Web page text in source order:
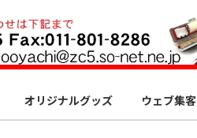
オリジナルグッズ ウェブ集客